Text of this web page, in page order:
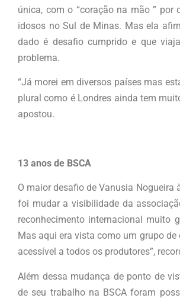
única, com o “coração na mão ” por
idosos no Sul de Minas. Mas ela
dado é desafio cumprido e que
problema.
“Já morei em diversos países mas
plural como é Londres ainda tem
apostou.
13 anos de BSCA
O maior desafio de Vanusia Nogueira
foi mudar a visibilidade da
reconhecimento internacional muito
Mas aqui era vista como um grupo de
acessível a todos os produtores”,
Além dessa mudança de ponto de
de seu trabalho na BSCA foram